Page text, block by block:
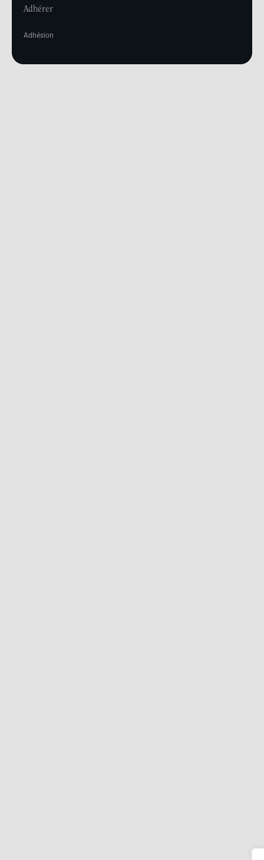
Adhérer
Adhésion